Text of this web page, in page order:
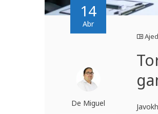
14
Abr
De Miguel